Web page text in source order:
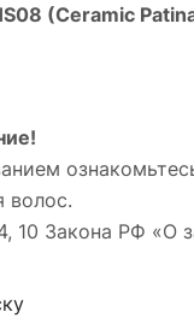
(Ceramic
волос.
10 Закона РФ «О